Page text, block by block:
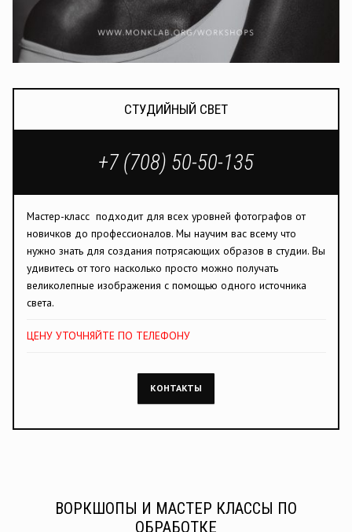
СТУДИЙНЫЙ СВЕТ
+7 (708) 50-50-135
Мастер-класс подходит для всех уровней фотографов от
новичков до профессионалов. Мы научим вас всему что
нужно знать для создания потрясающих образов в студии. Вы
удивитесь от того насколько просто можно получать
великолепные изображения с помощью одного источника
света.
ЦЕНУ УТОЧНЯЙТЕ ПО ТЕЛЕФОНУ
КОНТАКТЫ
ВОРКШОПЫ И МАСТЕР КЛАССЫ ПО
ОБРАБОТКЕ